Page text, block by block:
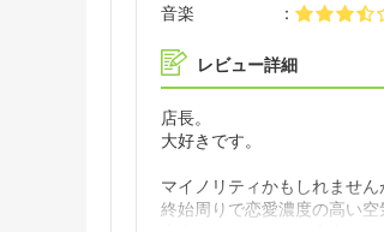
音楽
レビュー詳細
店長。
大好きです。
マイノリティかもしれません
終始周りで恋愛濃度の高い